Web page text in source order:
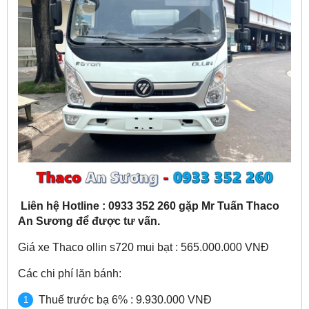
Liên hệ Hotline : 0933 352 260 gặp Mr Tuấn Thaco
An Sương để được tư vấn.
Giá xe Thaco ollin s720 mui bạt : 565.000.000 VNĐ
Các chi phí lăn bánh:
Thuế trước bạ 6% : 9.930.000 VNĐ